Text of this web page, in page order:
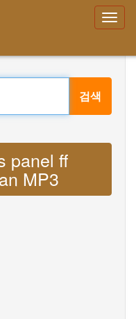
검색
panel ff
MP3